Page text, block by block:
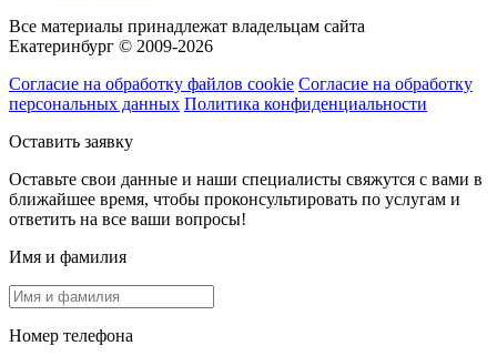
Все материалы принадлежат владельцам сайта
Екатеринбург © 2009-2026
Согласие на обработку файлов cookie Согласие на обработку
персональных данных Политика конфиденциальности
Оставить заявку
Оставьте свои данные и наши специалисты свяжутся с вами в
ближайшее время, чтобы проконсультировать по услугам и
ответить на все ваши вопросы!
Имя и фамилия
Номер телефона